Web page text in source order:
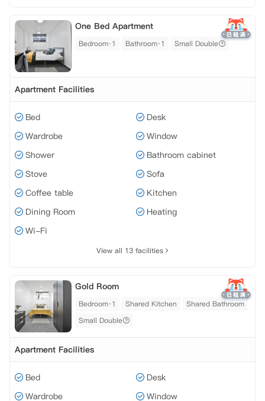
One Bed Apartment
Bedroom·1 Bathroom·1 Small Double
Apartment Facilities
Bed
Desk
Wardrobe
Window
Shower
Bathroom cabinet
Stove
Sofa
Coffee table
Kitchen
Dining Room
Heating
Wi-Fi
View all 13 facilities
Gold Room
Bedroom·1 Shared Kitchen
Shared Bathroom
Small Double
Apartment Facilities
Bed
Desk
Wardrobe
Window